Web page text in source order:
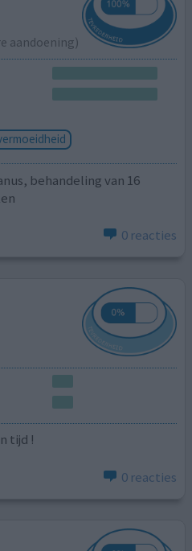
aandoening)
behandeling van 16
0 reacties
tijd !
0 reacties